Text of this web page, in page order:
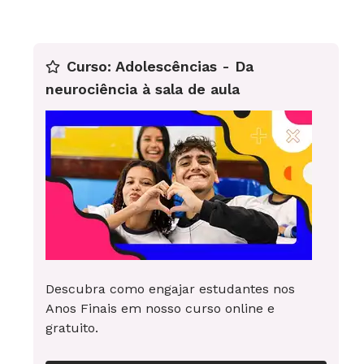
Também está em discussão a exploração do
facilmente extraído devido ao degelo da calota
polar.
Curso: Adolescências - Da
neurociência à sala de aula
Descubra como engajar estudantes nos
Anos Finais em nosso curso online e
gratuito.